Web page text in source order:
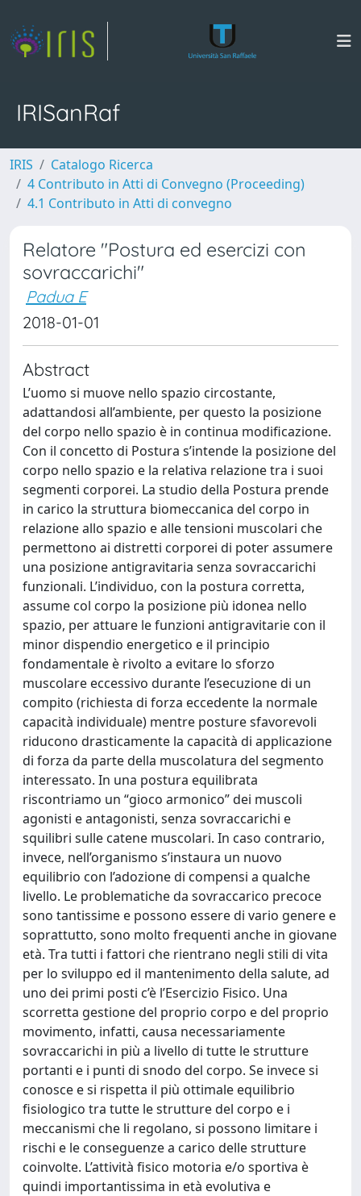
IRISanRaf
IRIS
Catalogo Ricerca
4 Contributo in Atti di Convegno (Proceeding)
4.1 Contributo in Atti di convegno
Relatore "Postura ed esercizi con
sovraccarichi"
Padua E
2018-01-01
Abstract
L’uomo si muove nello spazio circostante,
adattandosi all’ambiente, per questo la posizione
del corpo nello spazio è in continua modificazione.
Con il concetto di Postura s’intende la posizione del
corpo nello spazio e la relativa relazione tra i suoi
segmenti corporei. La studio della Postura prende
in carico la struttura biomeccanica del corpo in
relazione allo spazio e alle tensioni muscolari che
permettono ai distretti corporei di poter assumere
una posizione antigravitaria senza sovraccarichi
funzionali. L’individuo, con la postura corretta,
assume col corpo la posizione più idonea nello
spazio, per attuare le funzioni antigravitarie con il
minor dispendio energetico e il principio
fondamentale è rivolto a evitare lo sforzo
muscolare eccessivo durante l’esecuzione di un
compito (richiesta di forza eccedente la normale
capacità individuale) mentre posture sfavorevoli
riducono drasticamente la capacità di applicazione
di forza da parte della muscolatura del segmento
interessato. In una postura equilibrata
riscontriamo un “gioco armonico” dei muscoli
agonisti e antagonisti, senza sovraccarichi e
squilibri sulle catene muscolari. In caso contrario,
invece, nell’organismo s’instaura un nuovo
equilibrio con l’adozione di compensi a qualche
livello. Le problematiche da sovraccarico precoce
sono tantissime e possono essere di vario genere e
soprattutto, sono molto frequenti anche in giovane
età. Tra tutti i fattori che rientrano negli stili di vita
per lo sviluppo ed il mantenimento della salute, ad
uno dei primi posti c’è l’Esercizio Fisico. Una
scorretta gestione del proprio corpo e del proprio
movimento, infatti, causa necessariamente
sovraccarichi in più a livello di tutte le strutture
portanti e i punti di snodo del corpo. Se invece si
conosce e si rispetta il più ottimale equilibrio
fisiologico tra tutte le strutture del corpo e i
meccanismi che li regolano, si possono limitare i
rischi e le conseguenze a carico delle strutture
coinvolte. L’attività fisico motoria e/o sportiva è
quindi importantissima in età evolutiva e